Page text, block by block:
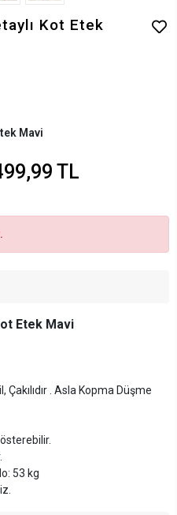
Kot Etek
Mavi
TL
Etek Mavi
. Asla Kopma Düşme
53 kg